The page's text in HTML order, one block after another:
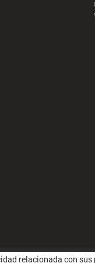
relacionada con